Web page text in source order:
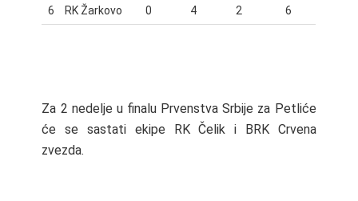
6 RK Žarkovo 0 4 2 6
Za 2 nedelje u finalu Prvenstva Srbije za Petliće
će se sastati ekipe RK Čelik i BRK Crvena
zvezda.